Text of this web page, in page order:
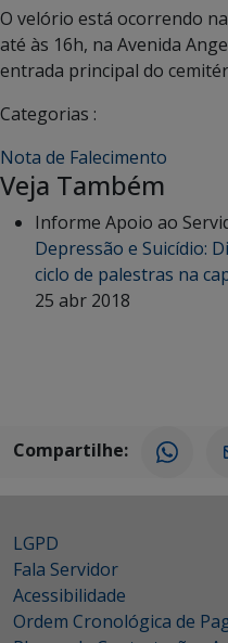
O velório está ocorrendo
até às 16h, na Avenida
entrada principal do
Categorias :
Nota de Falecimento
Veja Também
Informe Apoio ao
Depressão e Suicídio:
ciclo de palestras na
25 abr 2018
Compartilhe:
LGPD
Fala Servidor
Acessibilidade
Ordem Cronológica de